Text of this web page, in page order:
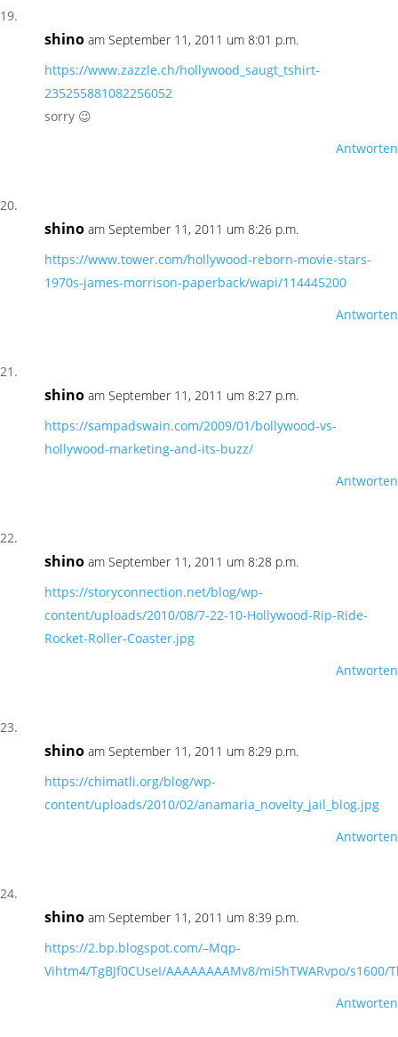
shino am September 11, 2011 um 8:01 p.m.
https://www.zazzle.ch/hollywood_saugt_tshirt-
235255881082256052
sorry 😉
Antworten
shino am September 11, 2011 um 8:26 p.m.
https://www.tower.com/hollywood-reborn-movie-stars-
1970s-james-morrison-paperback/wapi/114445200
Antworten
shino am September 11, 2011 um 8:27 p.m.
https://sampadswain.com/2009/01/bollywood-vs-
hollywood-marketing-and-its-buzz/
Antworten
shino am September 11, 2011 um 8:28 p.m.
https://storyconnection.net/blog/wp-
content/uploads/2010/08/7-22-10-Hollywood-Rip-Ride-
Rocket-Roller-Coaster.jpg
Antworten
shino am September 11, 2011 um 8:29 p.m.
https://chimatli.org/blog/wp-
content/uploads/2010/02/anamaria_novelty_jail_blog.jpg
Antworten
shino am September 11, 2011 um 8:39 p.m.
https://2.bp.blogspot.com/–Mqp-
Vihtm4/TgBJf0CUseI/AAAAAAAAMv8/mi5hTWARvpo/
Antworten